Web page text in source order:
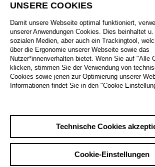
Alle Sparten
Alle Spielstätten
Alle Merkmale
Sa29.8.
Großes Haus
UNSERE COOKIES
Damit unsere Webseite optimal funktioniert,
unserer Anwendungen Cookies. Dies beinhaltet
sozialen Medien, aber auch ein Trackingtool,
über die Ergonomie unserer Webseite sowie das
Nutzer*innenverhalten bietet. Wenn Sie auf "Alle
klicken, stimmen Sie der Verwendung von
Cookies sowie jenen zur Optimierung unserer
Informationen findet Sie in den "Cookie-
Technische Cookies
Cookie-Einstellungen